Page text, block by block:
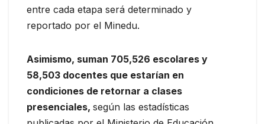
entre cada etapa será determinado y
reportado por el Minedu.
Asimismo, suman 705,526 escolares y
58,503 docentes que estarían en
condiciones de retornar a clases
presenciales, según las estadísticas